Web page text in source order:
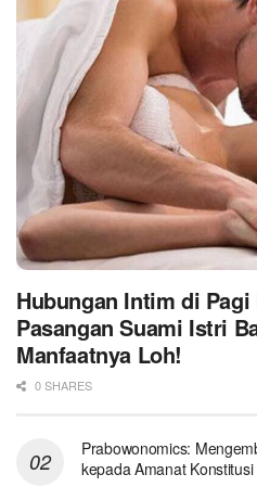
Hubungan Intim di Pagi
Pasangan Suami Istri
Manfaatnya Loh!
0 SHARES
Prabowonomics:
kepada Amanat Konstitusi